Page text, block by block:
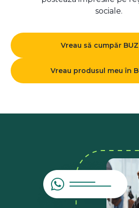
sociale.
Vreau să cumpăr
Vreau produsul meu în